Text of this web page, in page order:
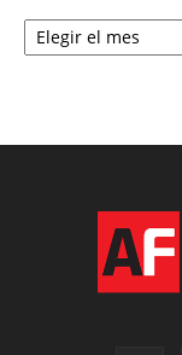
Archivo